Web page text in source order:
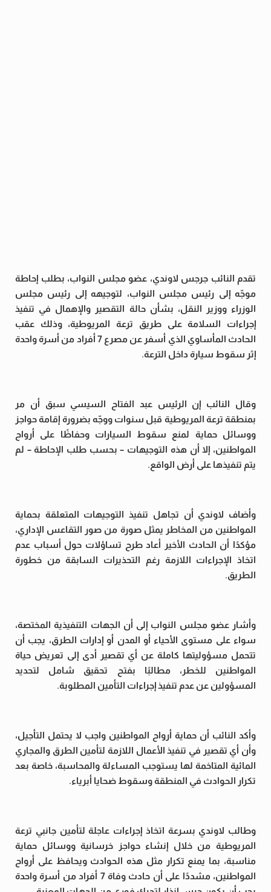
تقدم النائب جرجس لاوندي، عضو مجلس النواب، بطلب إحاطة
موجّه إلى رئيس مجلس النواب، لتوجيهه إلى رئيس مجلس
الوزراء ووزير النقل، بشأن حالة التقصير والإهمال في تنفيذ
إجراءات السلامة على طريق ترعة المريوطية، وذلك عقب
الحادث المأساوي الذي أسفر عن مصرع 7 أفراد من أسرة واحدة
إثر سقوط سيارة داخل الترعة.
وقال النائب إن الرئيس عبد الفتاح السيسي سبق أن مر
بمنطقة ترعة المريوطية قبل سنوات ووجّه بضرورة إقامة حواجز
ووسائل حماية لمنع سقوط السيارات وحفاظًا على أرواح
المواطنين، إلا أن هذه التوجيهات – بحسب طلب الإحاطة – لم
يتم تنفيذها على أرض الواقع.
وأضاف لاوندي أن تجاهل تنفيذ التوجيهات المتعلقة بحماية
المواطنين من المخاطر يمثل صورة من صور التقاعس الإداري،
مؤكدًا أن الحادث الأخير أعاد طرح تساؤلات حول أسباب عدم
اتخاذ الإجراءات اللازمة رغم التحذيرات السابقة من خطورة
الطريق.
وأشار عضو مجلس النواب إلى أن الجهات التنفيذية المختصة،
سواء على مستوى الأحياء أو المدن أو إدارات الطرق، يجب أن
تتحمل مسؤوليتها كاملة عن أي تقصير أدى إلى تعريض حياة
المواطنين للخطر، مطالبًا بفتح تحقيق شامل لتحديد
المسؤولين عن عدم تنفيذ إجراءات التأمين المطلوبة.
وأكد النائب أن حماية أرواح المواطنين واجب لا يحتمل التأجيل،
وأن أي تقصير في تنفيذ الأعمال اللازمة لتأمين الطرق والمجاري
المائية المتاخمة لها يستوجب المساءلة والمحاسبة، خاصة بعد
تكرار الحوادث في المنطقة وسقوط ضحايا أبرياء.
وطالب لاوندي بسرعة اتخاذ إجراءات عاجلة لتأمين جانبي ترعة
المريوطية من خلال إنشاء حواجز خرسانية ووسائل حماية
مناسبة، بما يمنع تكرار مثل هذه الحوادث ويحافظ على أرواح
المواطنين، مشددًا على أن حادث وفاة 7 أفراد من أسرة واحدة